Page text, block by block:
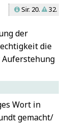
LSir. 20. W 32.
der
die
Wort in
gemacht/